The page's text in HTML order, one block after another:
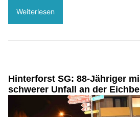
Weiterlesen
Hinterforst SG: 88-Jähriger
schwerer Unfall an der